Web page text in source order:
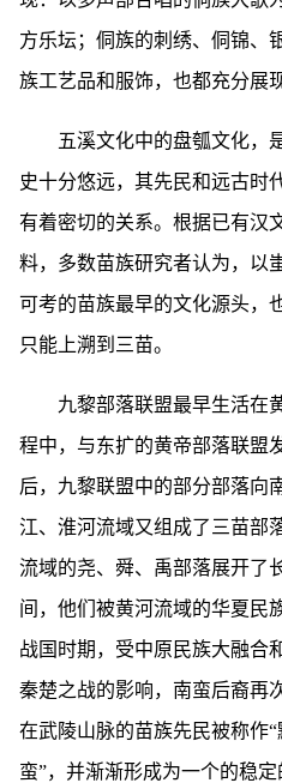
方乐坛；侗族的刺绣、侗锦、
族工艺品和服饰，也都充分展
五溪文化中的盘瓠文化，
史十分悠远，其先民和远古时
有着密切的关系。根据已有汉
料，多数苗族研究者认为，以
可考的苗族最早的文化源头，
只能上溯到三苗。
九黎部落联盟最早生活在
程中，与东扩的黄帝部落联盟
后，九黎联盟中的部分部落向
江、淮河流域又组成了三苗部
流域的尧、舜、禹部落展开了
间，他们被黄河流域的华夏民
战国时期，受中原民族大融合
秦楚之战的影响，南蛮后裔再
在武陵山脉的苗族先民被称作
蛮”，并渐渐形成为一个的稳